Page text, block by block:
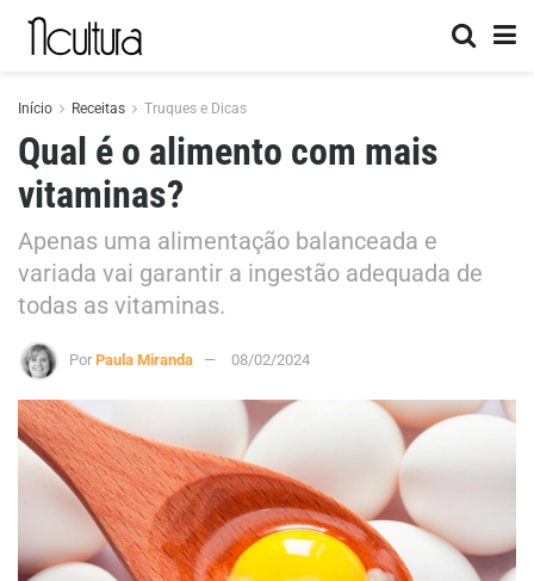
Início Receitas Truques e Dicas
Qual é o alimento com mais
vitaminas?
Apenas uma alimentação balanceada e
variada vai garantir a ingestão adequada de
todas as vitaminas.
Por Paula Miranda 08/02/2024